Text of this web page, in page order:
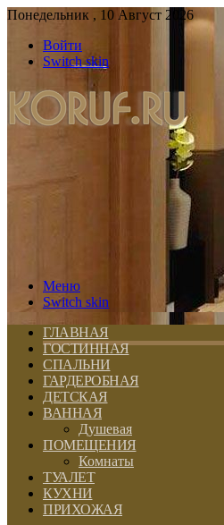
Понедельник , 10 Август 2026
Войти
Switch skin
Меню
Switch skin
ГЛАВНАЯ
ГОСТИННАЯ
СПАЛЬНИ
ГАРДЕРОБНАЯ
ДЕТСКАЯ
ВАННАЯ
Душевая
ПОМЕЩЕНИЯ
Комнаты
ТУАЛЕТ
КУХНИ
ПРИХОЖАЯ